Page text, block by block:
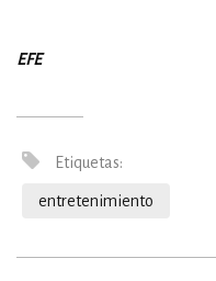
EFE
Etiquetas:
entretenimiento